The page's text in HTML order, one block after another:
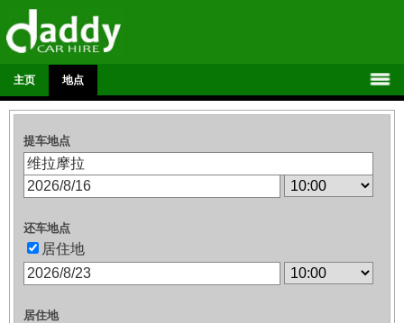
主页 地点
提车地点
还车地点
居住地
居住地